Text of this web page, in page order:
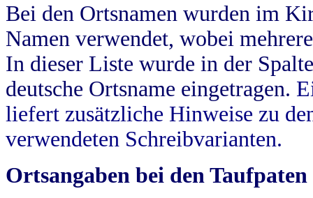
Bei den Ortsnamen wurden im
Namen verwendet, wobei
In dieser Liste wurde in der
deutsche Ortsname eingetragen.
liefert zusätzliche Hinweise zu
verwendeten Schreibvarianten.
Ortsangaben bei den Taufpaten